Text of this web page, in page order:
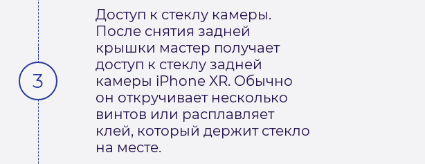
Доступ к стеклу камеры.
После снятия задней
крышки мастер получает
доступ к стеклу задней
камеры iPhone XR. Обычно
он откручивает несколько
винтов или расплавляет
клей, который держит стекло
на месте.